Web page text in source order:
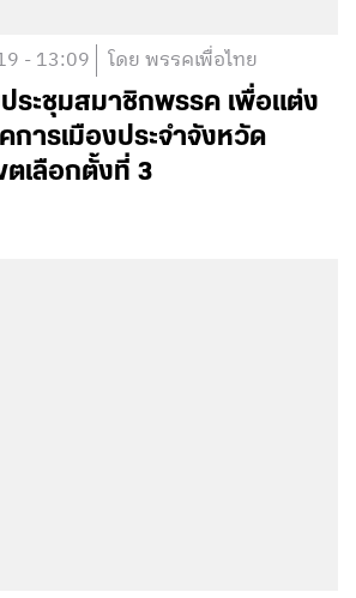
- 13:09 โดย พรรคเพื่อไทย
ระชุมสมาชิกพรรค เพื่อแต่ง
ารเมืองประจำจังหวัด
ตเลือกตั้งที่ 3